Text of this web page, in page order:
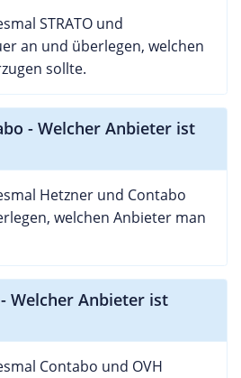
STRATO und
an und überlegen, welchen
sollte.
- Welcher Anbieter ist
Hetzner und Contabo
welchen Anbieter man
Welcher Anbieter ist
Contabo und OVH